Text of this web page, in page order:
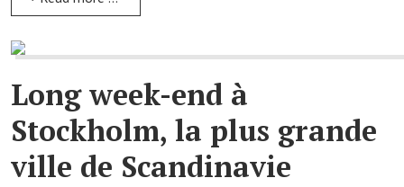
Long week-end à
Stockholm, la plus grande
ville de Scandinavie